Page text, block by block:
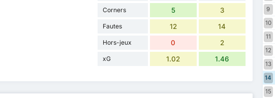
Corners 5 3
Fautes 12 14
Hors-jeux 0 2
xG 1.02 1.46
9
10
11
12
13
14
15